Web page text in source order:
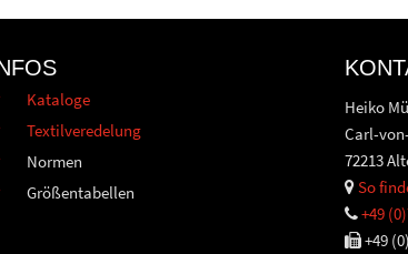
Kataloge
Textilveredelung
Normen
Größentabellen
Heiko
Carl-
72213
So
+49
+49